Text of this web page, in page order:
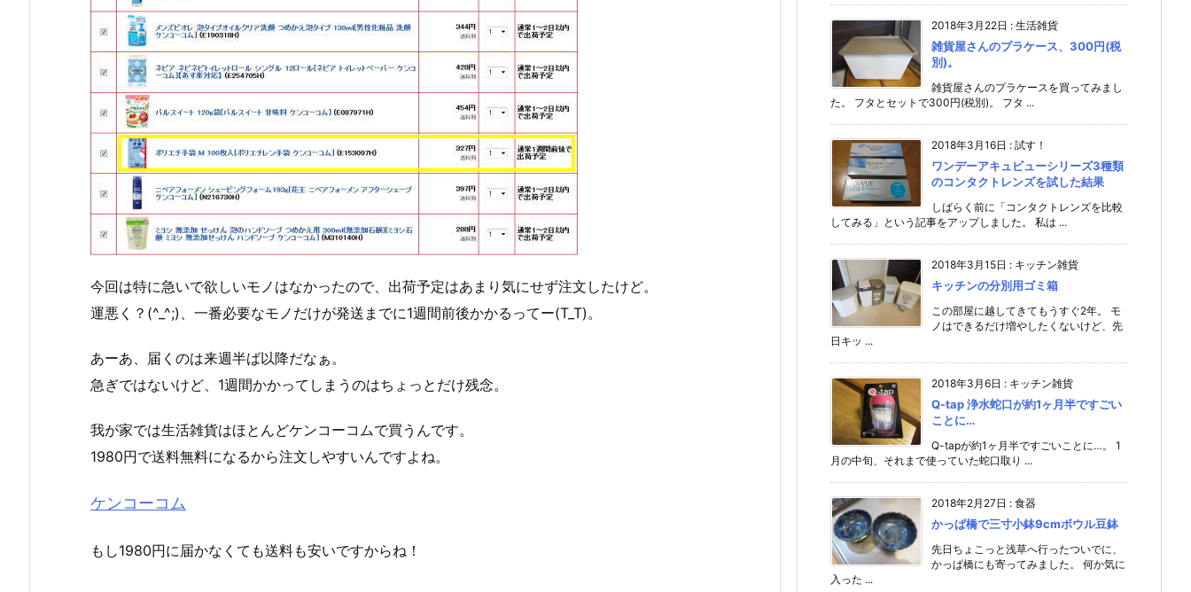
今回は特に急いで欲しいモノはなかったので、出荷予定はあまり気にせず注文したけど。
運悪く？(^_^;)、一番必要なモノだけが発送までに1週間前後かかるってー(T_T)。
あーあ、届くのは来週半ば以降だなぁ。
急ぎではないけど、1週間かかってしまうのはちょっとだけ残念。
我が家では生活雑貨はほとんどケンコーコムで買うんです。
1980円で送料無料になるから注文しやすいんですよね。
ケンコーコム
もし1980円に届かなくても送料も安いですからね！
2018年3月22日 : 生活雑貨
雑貨屋さんのプラケース、300円(税
別)。
雑貨屋さんのプラケースを買ってみまし
た。 フタとセットで300円(税別)。 フタ ...
2018年3月16日 : 試す！
ワンデーアキュビューシリーズ3種類
のコンタクトレンズを試した結果
しばらく前に「コンタクトレンズを比較
してみる」という記事をアップしました。 私は ...
2018年3月15日 : キッチン雑貨
キッチンの分別用ゴミ箱
この部屋に越してきてもうすぐ2年。 モ
ノはできるだけ増やしたくないけど、先
日キッ ...
2018年3月6日 : キッチン雑貨
Q-tap 浄水蛇口が約1ヶ月半ですごい
ことに…
Q-tapが約1ヶ月半ですごいことに…。 1
月の中旬、それまで使っていた蛇口取り ...
2018年2月27日 : 食器
かっぱ橋で三寸小鉢9cmボウル豆鉢
先日ちょこっと浅草へ行ったついでに、
かっぱ橋にも寄ってみました。 何か気に
入った ...